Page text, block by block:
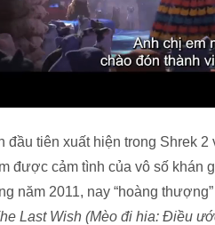
đầu tiên xuất hiện trong Shrek
được cảm tình của vô số khán
năm 2011, nay “hoàng
Last Wish (Mèo đi hia: Điều